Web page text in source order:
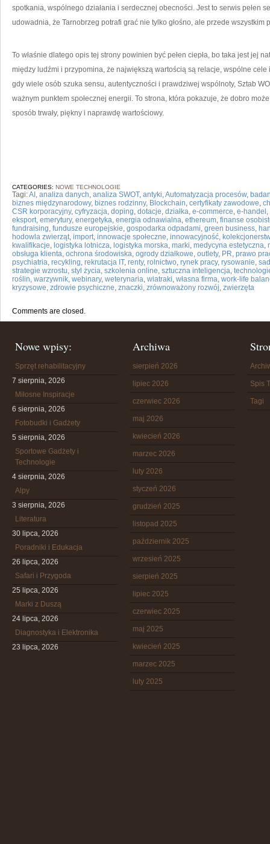
spotkania, wspólnego działania i serdecznej obecności. Jest to serwis pełen
udowadnia, że Tarnobrzeg potrafi grać nie tylko głośno, ale przede wszystkim
To właśnie dlatego opis tej strony powinien być pełen ciepła, bo taka jest jej
między ludźmi i przypomina, że największą wartością są relacje, wspólne
gdy wiele osób szuka sensu, autentyczności i prawdziwej wspólnoty, Sztab
ważnym punktem społecznej energii. To strona, która pokazuje, że dobro
sposób trwały, piękny i naprawdę wartościowy.
CATEGORIES: NOWE TECHNOLOGIE
Tagi:AI , analiza danych, analiza SWOT, antyki,Automatyzacja procesów,
biznes międzynarodowy, biznes rodzinny, Blockchain, certyfikaty zawodowe,
CSR korporacyjny, cyfryzacja, doping, dotacje, działka, e-commerce, e-handel ,
eksport, emerytury, energetyka, energia odnawialna, ethereum, finanse
fundraising, fundusze europejskie, gospodarka odpadami, green business,
hodowla zwierząt, import, innowacje społeczne, innowacyjność,
kwalifikacje, logistyka lotnicza, logistyka morska, marki, medycyna estetyczna,
obsługa klienta, ochrona środowiska, ogrody działkowe, outlety, PR, prawo
psychiatria, recykling, rekrutacja IT, renty, rolnictwo, rynek pracy, rysowanie,
strategie wzrostu, styl życia, szkolenia online, sztuczna inteligencja,
roślin, warzywnik, webinary, weterynaria, wiatraki, własna firma, work-life
kryzysowe, zdrowie psychiczne, znaczki, zrównoważony rozwój, zwierzęta
Comments are closed.
Nowe wpisy:
Sprzęt rehabilitacyjny
7 sierpnia, 2026
Miłosne Inspiracje
6 sierpnia, 2026
Fotobudki i Gadżety
5 sierpnia, 2026
Sportowe Gadżety i
Technologie
4 sierpnia, 2026
Alpy
3 sierpnia, 2026
Literatura
30 lipca, 2026
Poradniki i Edukacja
26 lipca, 2026
Safari i Przygoda
25 lipca, 2026
Marki z Duszą
24 lipca, 2026
Diagnostyka i Elektronika
23 lipca, 2026
Archiwa
sierpień 2026
lipiec 2026
czerwiec 2026
maj 2026
kwiecień 2026
marzec 2026
luty 2026
styczeń 2026
grudzień 2025
listopad 2025
październik 2025
wrzesień 2025
sierpień 2025
lipiec 2025
czerwiec 2025
maj 2025
kwiecień 2025
marzec 2025
luty 2025
Spis
Tagi